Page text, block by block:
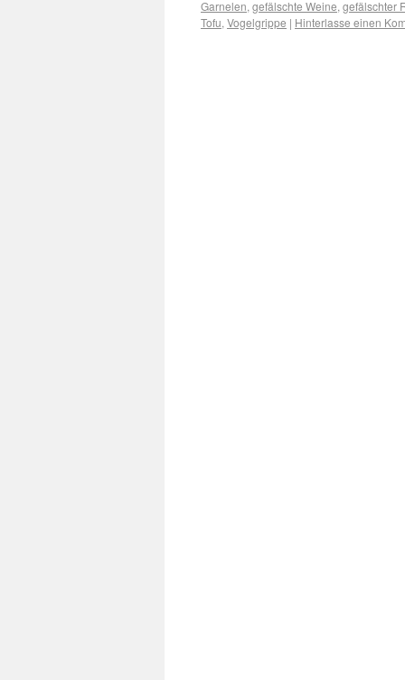
Garnelen, gefälschte Weine, gefälschter
Tofu, Vogelgrippe | Hinterlasse einen